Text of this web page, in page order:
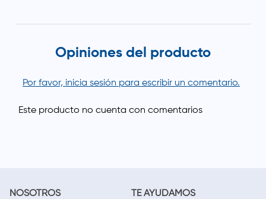
Opiniones del producto
Por favor, inicia sesión para escribir un comentario.
NOSOTROS
TE AYUDAMOS